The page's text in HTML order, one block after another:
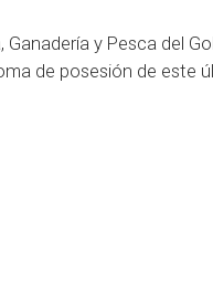
Ganadería y Pesca del
de posesión de este